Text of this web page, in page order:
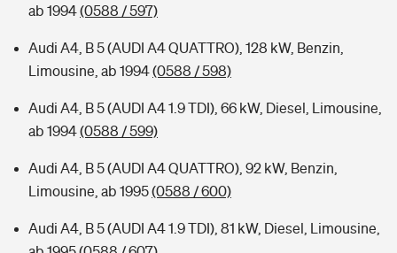
ab 1994(0588 / 597)
Audi A4, B 5 (AUDI A4 QUATTRO), 128 kW, Benzin,
Limousine, ab 1994(0588 / 598)
Audi A4, B 5 (AUDI A4 1.9 TDI), 66 kW, Diesel, Limousine,
ab 1994(0588 / 599)
Audi A4, B 5 (AUDI A4 QUATTRO), 92 kW, Benzin,
Limousine, ab 1995(0588 / 600)
Audi A4, B 5 (AUDI A4 1.9 TDI), 81 kW, Diesel, Limousine,